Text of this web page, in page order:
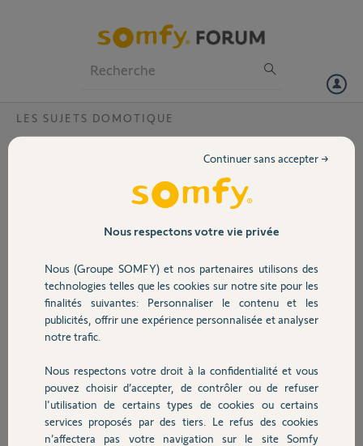
Volet
Sécurité
Domotique
Chauffage
Autres produits
LES SUJETS DOMOTIQUE
j'ai deux volets roulants velux
telecommande ci jointe.
est il possible de les ajouter a la
tahoma switch?
arnaud
Merci,
Nous respectons votre vie privée
Nous (Groupe SOMFY) et nos partenaires utilisons des
technologies telles que les cookies sur notre site pour les
finalités suivantes: Personnaliser le contenu et les
publicités, offrir une expérience personnalisée et analyser
notre trafic.
Nous respectons votre droit à la confidentialité et vous
pouvez choisir d’accepter, de contrôler ou de refuser
l'utilisation de certains types de cookies ou certains
services proposés par des tiers. Le refus des cookies
n’affectera pas votre navigation sur le site Somfy
Continuer sans accepter →